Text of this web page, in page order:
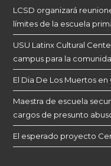
LCSD organizará
límites de la escuela
USU Latinx Cultural
campus para la
El Dia De Los Muertos en
Maestra de escuela
cargos de presunto
El esperado proyecto